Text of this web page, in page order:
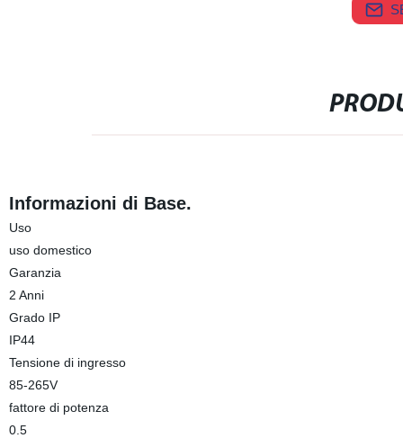
Informazioni di Base.
Uso
uso domestico
Garanzia
2 Anni
Grado IP
IP44
Tensione di ingresso
85-265V
fattore di potenza
0.5